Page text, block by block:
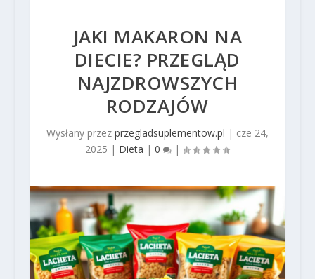
JAKI MAKARON NA
DIECIE? PRZEGLĄD
NAJZDROWSZYCH
RODZAJÓW
Wysłany przez przegladsuplementow.pl | cze 24,
2025 | Dieta |0 |